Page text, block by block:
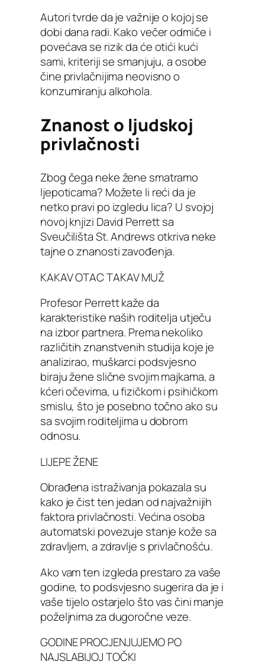
Autori tvrde da je važnije o kojoj se
dobi dana radi. Kako večer odmiče i
povećava se rizik da će otići kući
sami, kriteriji se smanjuju, a osobe
čine privlačnijima neovisno o
konzumiranju alkohola.
Znanost o ljudskoj
privlačnosti
Zbog čega neke žene smatramo
ljepoticama? Možete li reći da je
netko pravi po izgledu lica? U svojoj
novoj knjizi David Perrett sa
Sveučilišta St. Andrews otkriva neke
tajne o znanosti zavođenja.
KAKAV OTAC TAKAV MUŽ
Profesor Perrett kaže da
karakteristike naših roditelja utječu
na izbor partnera. Prema nekoliko
različitih znanstvenih studija koje je
analizirao, muškarci podsvjesno
biraju žene slične svojim majkama, a
kćeri očevima, u fizičkom i psihičkom
smislu, što je posebno točno ako su
sa svojim roditeljima u dobrom
odnosu.
LIJEPE ŽENE
Obrađena istraživanja pokazala su
kako je čist ten jedan od najvažnijih
faktora privlačnosti. Većina osoba
automatski povezuje stanje kože sa
zdravljem, a zdravlje s privlačnošću.
Ako vam ten izgleda prestaro za vaše
godine, to podsvjesno sugerira da je i
vaše tijelo ostarjelo što vas čini manje
poželjnima za dugoročne veze.
GODINE PROCJENJUJEMO PO
NAJSLABIJOJ TOČKI